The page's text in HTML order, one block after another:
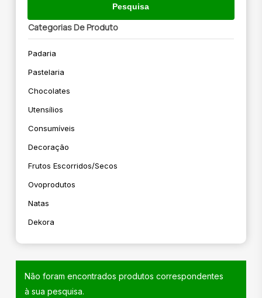
Pesquisa
Categorias De Produto
Padaria
Pastelaria
Chocolates
Utensílios
Consumíveis
Decoração
Frutos Escorridos/secos
Ovoprodutos
Natas
Dekora
Não foram encontrados produtos correspondentes
à sua pesquisa.